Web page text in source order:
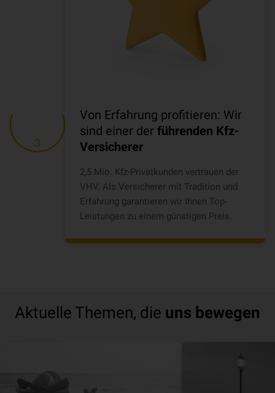
3
Von Erfahrung profitieren: Wir
sind einer der führenden Kfz-
Versicherer
2,5 Mio. Kfz-Privatkunden vertrauen der
VHV. Als Versicherer mit Tradition und
Erfahrung garantieren wir Ihnen Top-
Leistungen zu einem günstigen Preis.
Aktuelle Themen, die uns bewegen